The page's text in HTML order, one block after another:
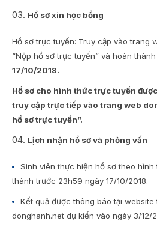
Hồ sơ xin học bổng
Hồ sơ trực tuyến: Truy cập vào trang
“Nộp hồ sơ trực tuyến” và hoàn
17/10/2018.
Hồ sơ cho hình thức trực tuyến
truy cập trực tiếp vào trang web
hồ sơ trực tuyến”.
Lịch nhận hồ sơ và phỏng vấn
Sinh viên thực hiện hồ sơ theo
thành trước 23h59 ngày 17/10/2018.
Kết quả được thông báo tại
donghanh.net dự kiến vào ngày 3/12/